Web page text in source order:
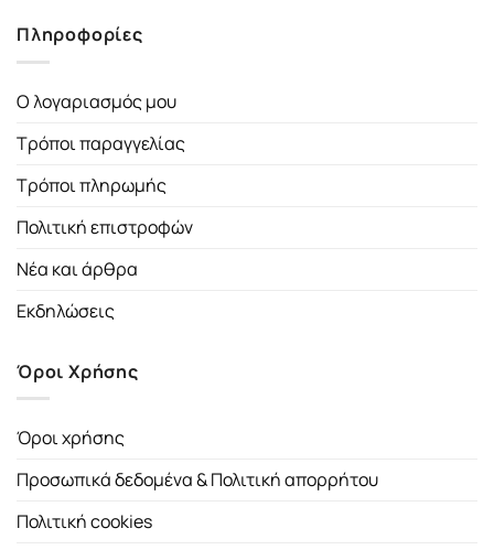
Πληροφορίες
Ο λογαριασμός μου
Τρόποι παραγγελίας
Τρόποι πληρωμής
Πολιτική επιστροφών
Νέα και άρθρα
Εκδηλώσεις
Όροι Χρήσης
Όροι χρήσης
Προσωπικά δεδομένα & Πολιτική απορρήτου
Πολιτική cookies